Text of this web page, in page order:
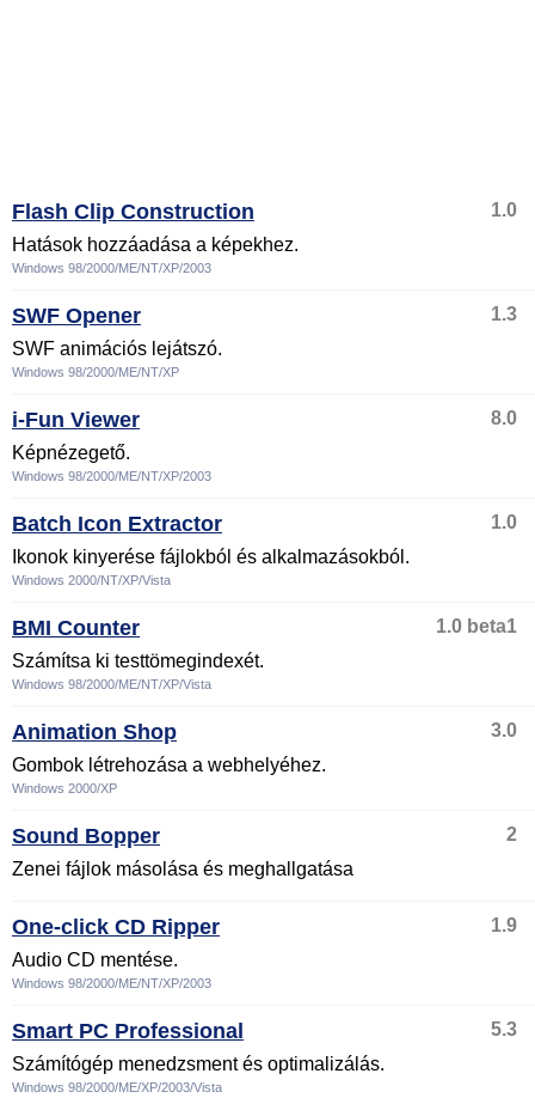
Flash Clip Construction
1.0
Hatások hozzáadása a képekhez.
Windows 98/2000/ME/NT/XP/2003
SWF Opener
1.3
SWF animációs lejátszó.
Windows 98/2000/ME/NT/XP
i-Fun Viewer
8.0
Képnézegető.
Windows 98/2000/ME/NT/XP/2003
Batch Icon Extractor
1.0
Ikonok kinyerése fájlokból és alkalmazásokból.
Windows 2000/NT/XP/Vista
BMI Counter
1.0 beta1
Számítsa ki testtömegindexét.
Windows 98/2000/ME/NT/XP/Vista
Animation Shop
3.0
Gombok létrehozása a webhelyéhez.
Windows 2000/XP
Sound Bopper
2
Zenei fájlok másolása és meghallgatása
One-click CD Ripper
1.9
Audio CD mentése.
Windows 98/2000/ME/NT/XP/2003
Smart PC Professional
5.3
Számítógép menedzsment és optimalizálás.
Windows 98/2000/ME/XP/2003/Vista